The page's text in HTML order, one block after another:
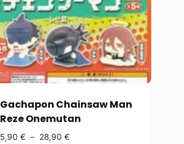
Gachapon Chainsaw Man
Reze Onemutan
5,90 € – 28,90 €